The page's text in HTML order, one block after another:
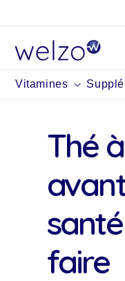
contenu
Vitamines
Thé
faire